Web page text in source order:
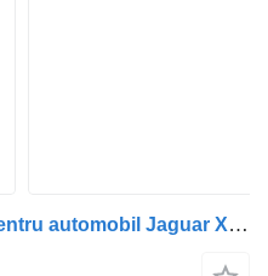
Stopuri CX23-13W029-ED pentru automobil Jaguar XF250